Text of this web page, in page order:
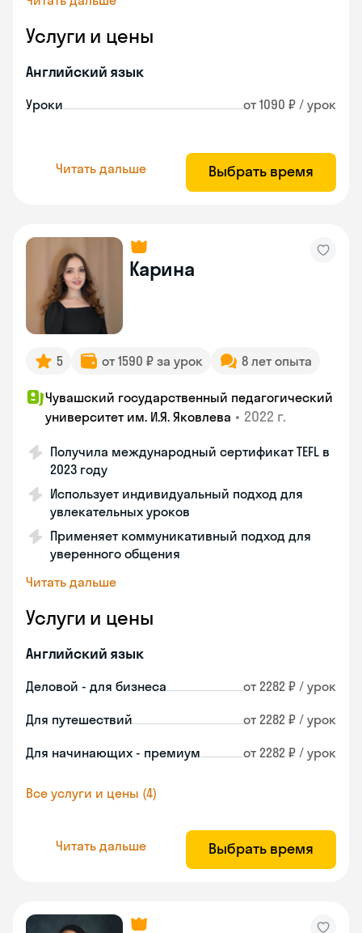
Услуги и цены
Английский язык
Уроки от 1090 ₽ / урок
Читать дальше Выбрать время
Карина
5 от 1590 ₽ за урок 8 лет опыта
Чувашский государственный педагогический
университет им. И.Я. Яковлева • 2022 г.
Получила международный сертификат TEFL в
2023 году
Использует индивидуальный подход для
увлекательных уроков
Применяет коммуникативный подход для
уверенного общения
Читать дальше
Услуги и цены
Английский язык
Деловой - для бизнеса от 2282 ₽ / урок
Для путешествий от 2282 ₽ / урок
Для начинающих - премиум от 2282 ₽ / урок
Все услуги и цены (4)
Читать дальше Выбрать время